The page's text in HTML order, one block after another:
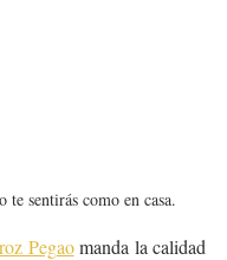
te sentirás como en casa.
Pegao manda la calidad